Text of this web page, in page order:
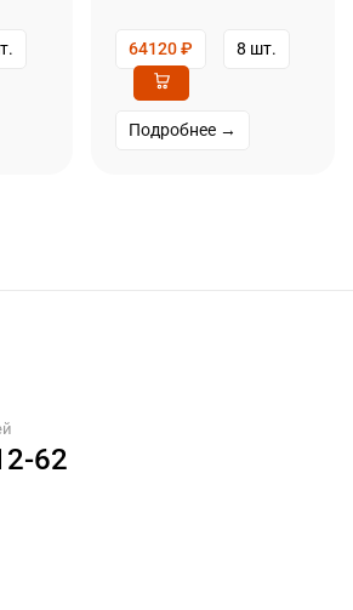
64120₽ 8 шт.
Подробнее →
62